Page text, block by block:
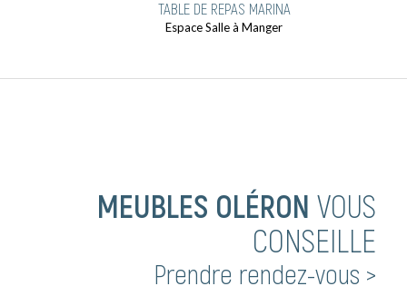
TABLE DE REPAS MARINA
Espace Salle à Manger
MEUBLES OLÉRON VOUS
CONSEILLE
Prendre rendez-vous >